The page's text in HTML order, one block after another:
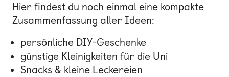
Hier findest du noch einmal eine kompakte
Zusammenfassung aller Ideen:
persönliche DIY-Geschenke
günstige Kleinigkeiten für die Uni
Snacks & kleine Leckereien